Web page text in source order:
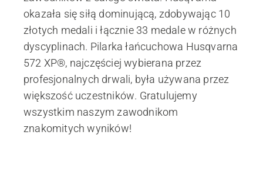
okazała się siłą dominującą, zdobywając 10
złotych medali i łącznie 33 medale w różnych
dyscyplinach. Pilarka łańcuchowa Husqvarna
572 XP®, najczęściej wybierana przez
profesjonalnych drwali, była używana przez
większość uczestników. Gratulujemy
wszystkim naszym zawodnikom
znakomitych wyników!